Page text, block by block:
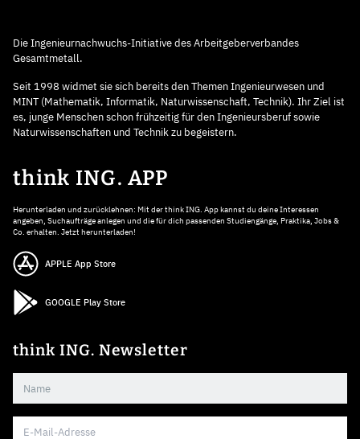
Die Ingenieurnachwuchs-Initiative des Arbeitgeberverbandes
Gesamtmetall.
Seit 1998 widmet sie sich bereits den Themen Ingenieurwesen und
MINT (Mathematik, Informatik, Naturwissenschaft, Technik). Ihr Ziel ist
es, junge Menschen schon frühzeitig für den Ingenieursberuf sowie
Naturwissenschaften und Technik zu begeistern.
think ING. APP
Herunterladen und zurücklehnen: Mit der think ING. App kannst du deine Interessen
angeben, Suchaufträge anlegen und die für dich passenden Studiengänge, Praktika, Jobs &
Co. erhalten. Jetzt herunterladen!
APPLE App Store
GOOGLE Play Store
think ING. Newsletter